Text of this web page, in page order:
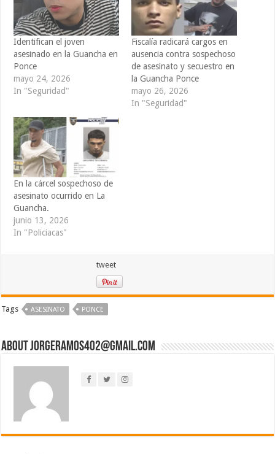
Identifican el joven
asesinado en la Guancha en
Ponce
mayo 24, 2026
In "Seguridad"
Fiscalía radicará cargos en
ausencia contra sospechoso
de asesinato y secuestro en
la Guancha Ponce
mayo 26, 2026
In "Seguridad"
En la cárcel sospechoso de
asesinato ocurrido en La
Guancha.
junio 13, 2026
In "Policiacas"
tweet
Tags ASESINATO PONCE
About jorgeramos402@gmail.com